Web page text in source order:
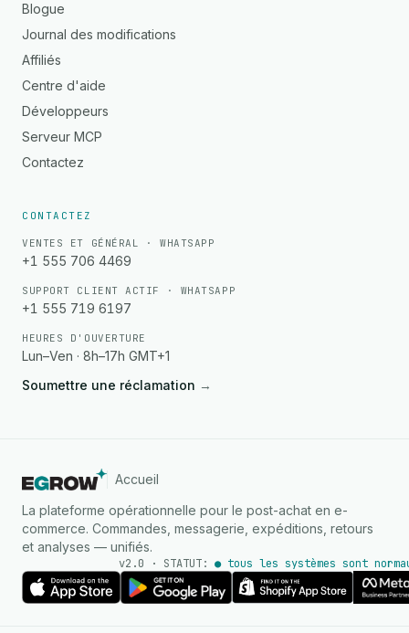
Blogue
Journal des modifications
Affiliés
Centre d'aide
Développeurs
Serveur MCP
Contactez
CONTACTEZ
VENTES ET GÉNÉRAL · WHATSAPP
+1 555 706 4469
SUPPORT CLIENT ACTIF · WHATSAPP
+1 555 719 6197
HEURES D'OUVERTURE
Lun–Ven · 8h–17h GMT+1
Soumettre une réclamation →
Accueil
La plateforme opérationnelle pour le post-achat en e-
commerce. Commandes, messagerie, expéditions, retours
et analyses — unifiés.
v2.0 · STATUT: ● tous les systèmes sont